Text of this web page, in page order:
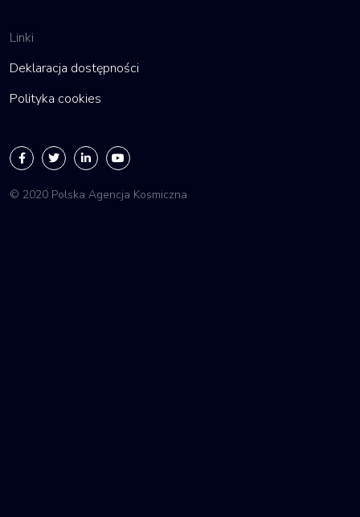
Linki
Deklaracja dostępności
Polityka cookies
© 2020 Polska Agencja Kosmiczna